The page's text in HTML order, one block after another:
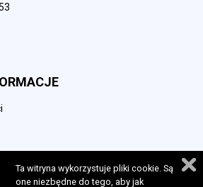
Ta witryna wykorzystuje pliki cookie. Są
one niezbędne do tego, aby jak